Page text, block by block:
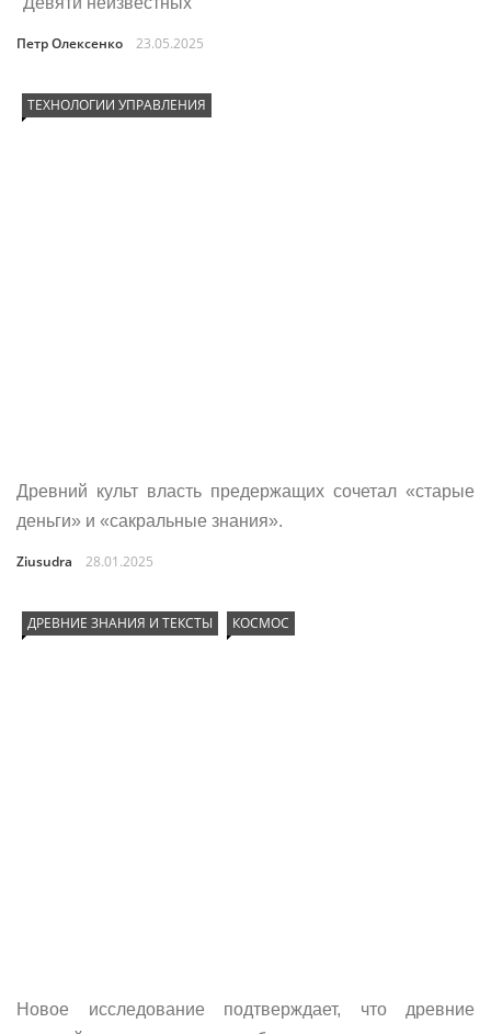
Петр Олексенко 23.05.2025
ТЕХНОЛОГИИ УПРАВЛЕНИЯ
Древний культ власть предержащих сочетал «старые
деньги» и «сакральные знания».
Ziusudra 28.01.2025
ДРЕВНИЕ ЗНАНИЯ И ТЕКСТЫ КОСМОС
Новое исследование подтверждает, что древние